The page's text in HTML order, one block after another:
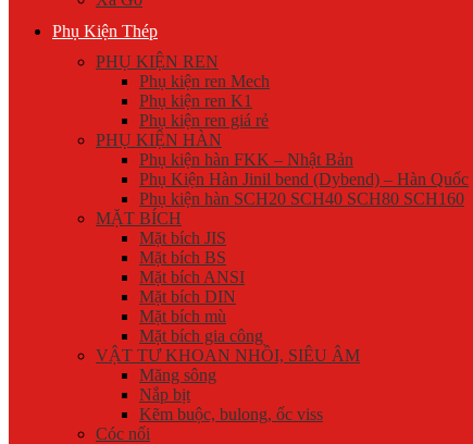
Phụ Kiện Thép
PHỤ KIỆN REN
Phụ kiện ren Mech
Phụ kiện ren K1
Phụ kiện ren giá rẻ
PHỤ KIỆN HÀN
Phụ kiện hàn FKK – Nhật Bản
Phụ Kiện Hàn Jinil bend (Dybend) – Hàn Quốc
Phụ kiện hàn SCH20 SCH40 SCH80 SCH160
MẶT BÍCH
Mặt bích JIS
Mặt bích BS
Mặt bích ANSI
Mặt bích DIN
Mặt bích mù
Mặt bích gia công
VẬT TƯ KHOAN NHỒI, SIÊU ÂM
Măng sông
Nắp bịt
Kẽm buộc, bulong, ốc viss
Cóc nối